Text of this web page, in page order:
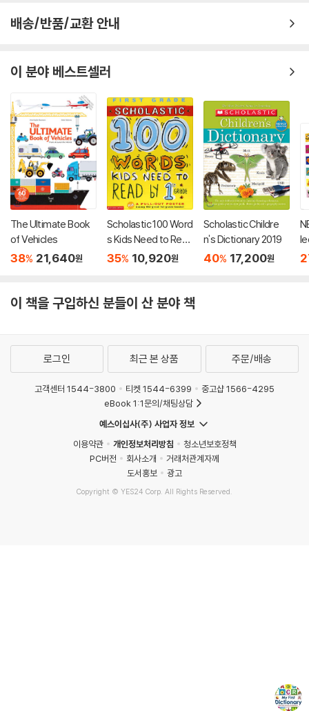
배송/반품/교환 안내
이 분야 베스트셀러
The Ultimate Book
of Vehicles
38% 21,640원
Scholastic 100 Word
s Kids Need to Read
by 1st Grade
35% 10,920원
Scholastic Childre
n's Dictionary 2019
40% 17,200원
이 책을 구입하신 분들이 산 분야 책
로그인 최근 본 상품 주문/배송
고객센터 1544-3800 티켓 1544-6399
중고샵 1566-4295
eBook 1:1문의/채팅상담
예스이십사(주) 사업자 정보
이용약관
개인정보처리방침
청소년보호정책
PC버전
회사소개
거래처관계자께
도서홍보
광고
Copyright © YES24 Corp. All Rights Reserved.